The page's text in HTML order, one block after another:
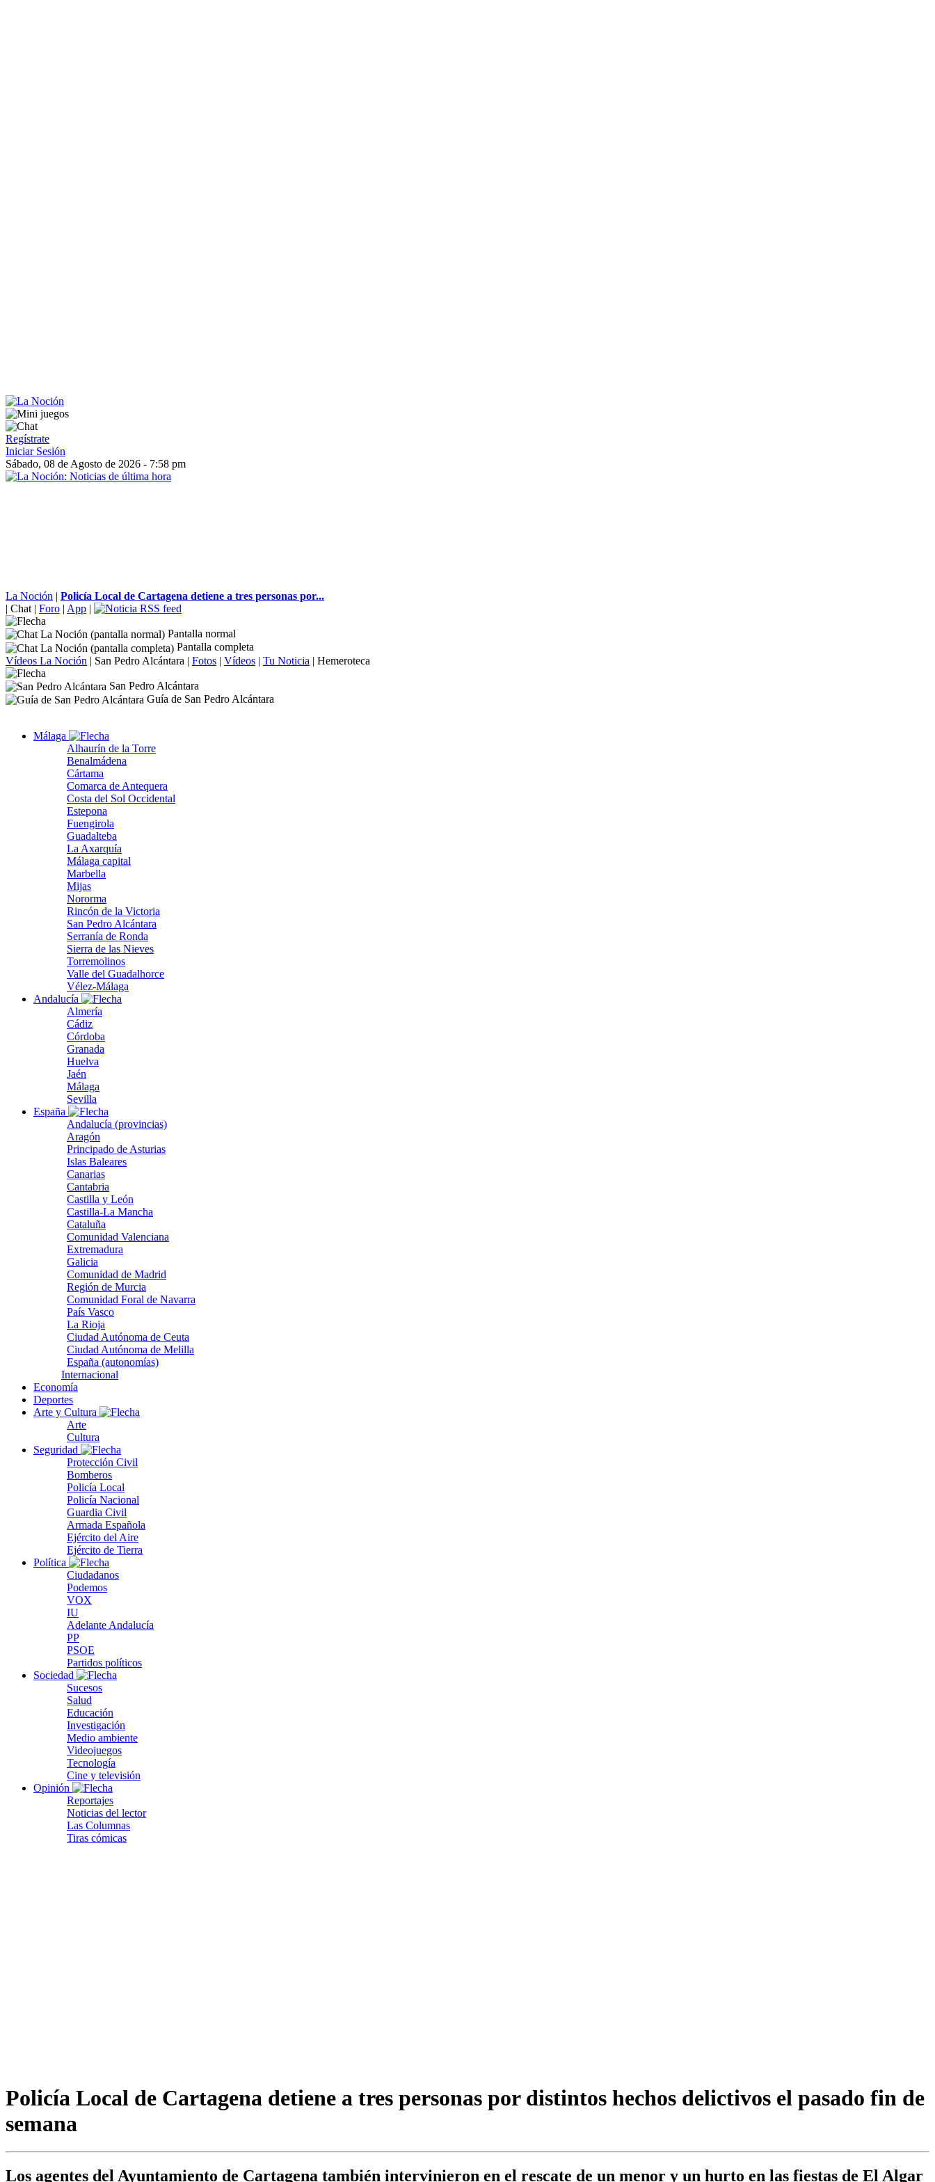
Regístrate
Iniciar Sesión
Sábado, 08 de Agosto de 2026 - 7:58 pm
La Noción | Policía Local de Cartagena detiene a tres personas por...
| Chat | Foro | App |
Pantalla normal
Pantalla completa
Vídeos La Noción | San Pedro Alcántara | Fotos | Vídeos | Tu Noticia | Hemeroteca
San Pedro Alcántara
Guía de San Pedro Alcántara
Málaga
Alhaurín de la Torre
Benalmádena
Cártama
Comarca de Antequera
Costa del Sol Occidental
Estepona
Fuengirola
Guadalteba
La Axarquía
Málaga capital
Marbella
Mijas
Nororma
Rincón de la Victoria
San Pedro Alcántara
Serranía de Ronda
Sierra de las Nieves
Torremolinos
Valle del Guadalhorce
Vélez-Málaga
Andalucía
Almería
Cádiz
Córdoba
Granada
Huelva
Jaén
Málaga
Sevilla
España
Andalucía (provincias)
Aragón
Principado de Asturias
Islas Baleares
Canarias
Cantabria
Castilla y León
Castilla-La Mancha
Cataluña
Comunidad Valenciana
Extremadura
Galicia
Comunidad de Madrid
Región de Murcia
Comunidad Foral de Navarra
País Vasco
La Rioja
Ciudad Autónoma de Ceuta
Ciudad Autónoma de Melilla
España (autonomías)
Internacional
Economía
Deportes
Arte y Cultura
Arte
Cultura
Seguridad
Protección Civil
Bomberos
Policía Local
Policía Nacional
Guardia Civil
Armada Española
Ejército del Aire
Ejército de Tierra
Política
Ciudadanos
Podemos
VOX
IU
Adelante Andalucía
PP
PSOE
Partidos políticos
Sociedad
Sucesos
Salud
Educación
Investigación
Medio ambiente
Videojuegos
Tecnología
Cine y televisión
Opinión
Reportajes
Noticias del lector
Las Columnas
Tiras cómicas
Policía Local de Cartagena detiene a tres personas por distintos hechos delictivos el pasado fin de
semana
Los agentes del Ayuntamiento de Cartagena también intervinieron en el rescate de un menor y un hurto en las fiestas de El Algar